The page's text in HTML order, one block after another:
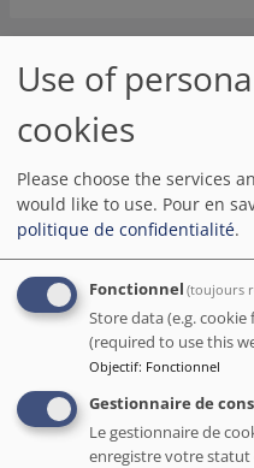
( France )
3/5
Mon séjour à cet hôtel a
une chambre qui ne
bien une bouillotte pour
courent et crient dans les
meilleur niveau de service
EfaureDreamer73(
Use of
cookies
Please choose the services
would like to use. Pour en
politique de confidentialité.
Fonctionnel (toujours
Store data (e.g.
(required to use this
Objectif: Fonctionnel
Gestionnaire de
Le gestionnaire de
enregistre votre statut